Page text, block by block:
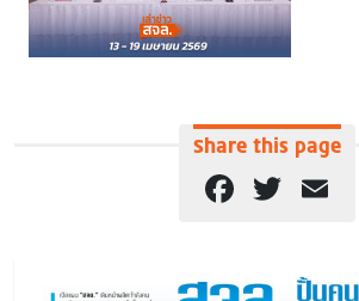
Share this page
Facebook
Twitter